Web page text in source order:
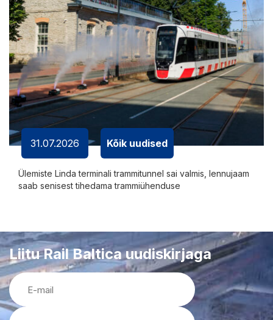
31.07.2026 Kõik uudised
Ülemiste Linda terminali trammitunnel sai valmis, lennujaam
saab senisest tihedama trammiühenduse
Liitu Rail Baltica uudiskirjaga
E-
mail
(Required)
Nimi